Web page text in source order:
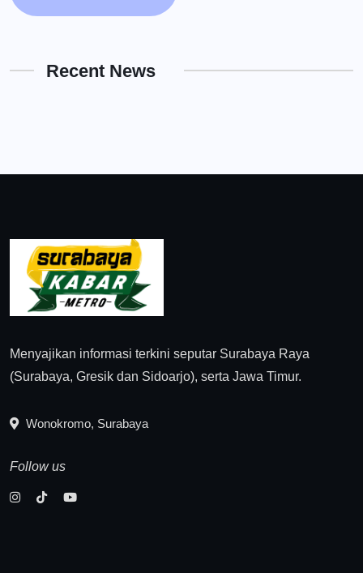
Recent News
Menyajikan informasi terkini seputar Surabaya Raya
(Surabaya, Gresik dan Sidoarjo), serta Jawa Timur.
Wonokromo, Surabaya
Follow us